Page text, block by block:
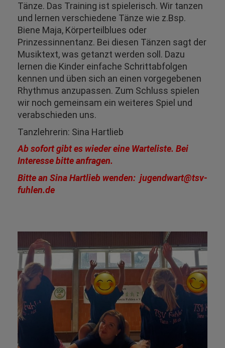
Tänze. Das Training ist spielerisch. Wir tanzen
und lernen verschiedene Tänze wie z.Bsp.
Biene Maja, Körperteilblues oder
Prinzessinnentanz. Bei diesen Tänzen sagt der
Musiktext, was getanzt werden soll. Dazu
lernen die Kinder einfache Schrittabfolgen
kennen und üben sich an einen vorgegebenen
Rhythmus anzupassen. Zum Schluss spielen
wir noch gemeinsam ein weiteres Spiel und
verabschieden uns.
Tanzlehrerin: Sina Hartlieb
Ab sofort gibt es wieder eine Warteliste. Bei
Interesse bitte anfragen.
Bitte an Sina Hartlieb wenden: jugendwart@tsv-
fuhlen.de